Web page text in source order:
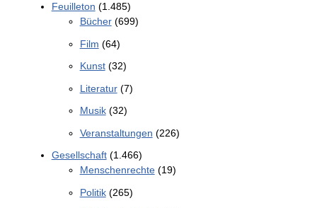
Feuilleton (1.485)
Bücher(699)
Film (64)
Kunst(32)
Literatur(7)
Musik(32)
Veranstaltungen (226)
Gesellschaft(1.466)
Menschenrechte(19)
Politik(265)